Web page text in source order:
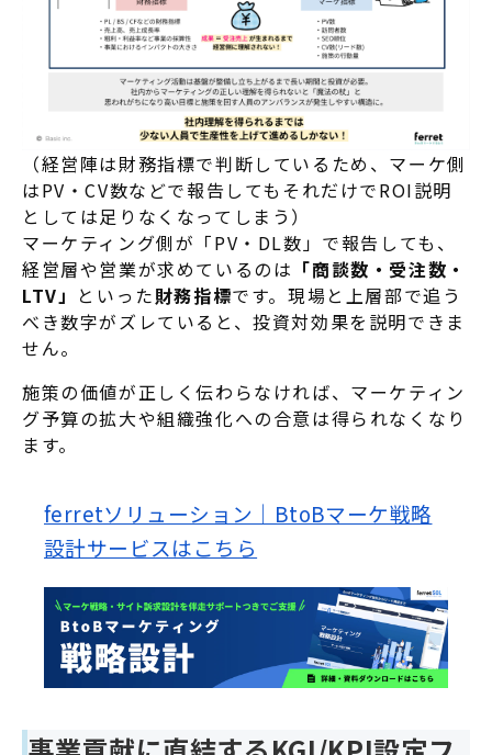
（経営陣は財務指標で判断しているため、マーケ側
はPV ・CV数などで報告してもそれだけでROI説明
としては足りなくなってしまう）
マーケティング側が「PV・DL数」で報告しても、
経営層や営業が求めているのは 「商談数・受注数・
LTV」 といった財務指標です。現場と上層部で追う
べき数字がズレていると、投資対効果を説明できま
せん。
施策の価値が正しく伝わらなければ、マーケティン
グ予算の拡大や組織強化への合意は得られなくなり
ます。
ferretソリューション｜BtoBマーケ戦略
設計サービスはこちら